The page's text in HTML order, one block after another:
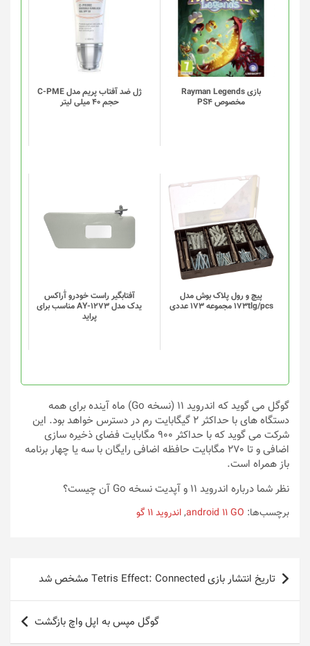
بازی Rayman Legends
مخصوص PS4
ژل ضد آفتاب پریم مدل C-PME
حجم 40 میلی لیتر
پیچ و رول پلاک بوش مدل
173tlg/pcs مجموعه 173 عددی
محصول
دارای
انواع
مختلفی
می
باشد.
گزینه
ها
محصول
انتخاب
شوند
آفتابگیر راست خودرو آٰراکس
یدک مدل AY-1273 مناسب برای
پراید
محصول
دارای
انواع
مختلفی
گزینه
ها
محصول
انتخاب
شوند
گوگل می گوید که اندروید ۱۱ (نسخه Go) ماه آینده برای همه
دستگاه های با حداکثر ۲ گیگابایت رم در دسترس خواهد بود. این
شرکت می گوید که با حداکثر ۹۰۰ مگابایت فضای ذخیره سازی
اضافی و تا 270 مگابایت حافظه اضافی رایگان با سه یا چهار برنامه
باز همراه است.
نظر شما درباره اندروید ۱۱ و آپدیت نسخه Go آن چیست؟
برچسب‌ها: android 11 GO
,اندروید 11 گو
راهبری
نوشته
تاریخ انتشار بازی Tetris Effect: Connected مشخص شد
گوگل مپس به اپل واچ بازگشت